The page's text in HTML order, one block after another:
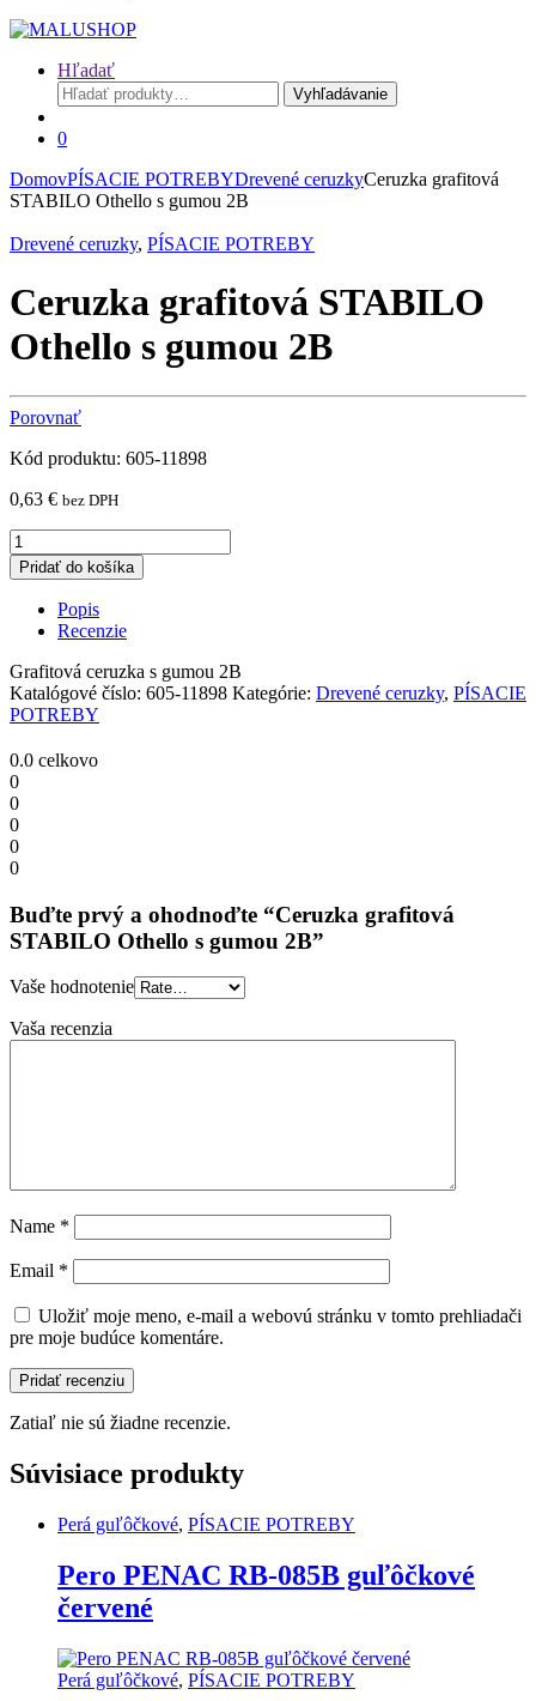
Hľadať
Hľadať:
Vyhľadávanie
0
DomovPÍSACIE POTREBYDrevené ceruzkyCeruzka grafitová
STABILO Othello s gumou 2B
Drevené ceruzky, PÍSACIE POTREBY
Ceruzka grafitová STABILO
Othello s gumou 2B
Porovnať
Kód produktu: 605-11898
0,63 € bez DPH
Ceruzka
grafitová
STABILO
Othello
gumou
2B
quantity
Pridať do košíka
Popis
Recenzie
Grafitová ceruzka s gumou 2B
Katalógové číslo: 605-11898 Kategórie: Drevené ceruzky, PÍSACIE
POTREBY
0.0 celkovo
0
0
0
0
0
Buďte prvý a ohodnoďte “Ceruzka grafitová
STABILO Othello s gumou 2B”
Vaše hodnotenie
Vaša recenzia
Name *
Email *
Uložiť moje meno, e-mail a webovú stránku v tomto prehliadači
pre moje budúce komentáre.
Zatiaľ nie sú žiadne recenzie.
Súvisiace produkty
Perá guľôčkové, PÍSACIE POTREBY
Pero PENAC RB-085B guľôčkové
červené
Perá guľôčkové, PÍSACIE POTREBY